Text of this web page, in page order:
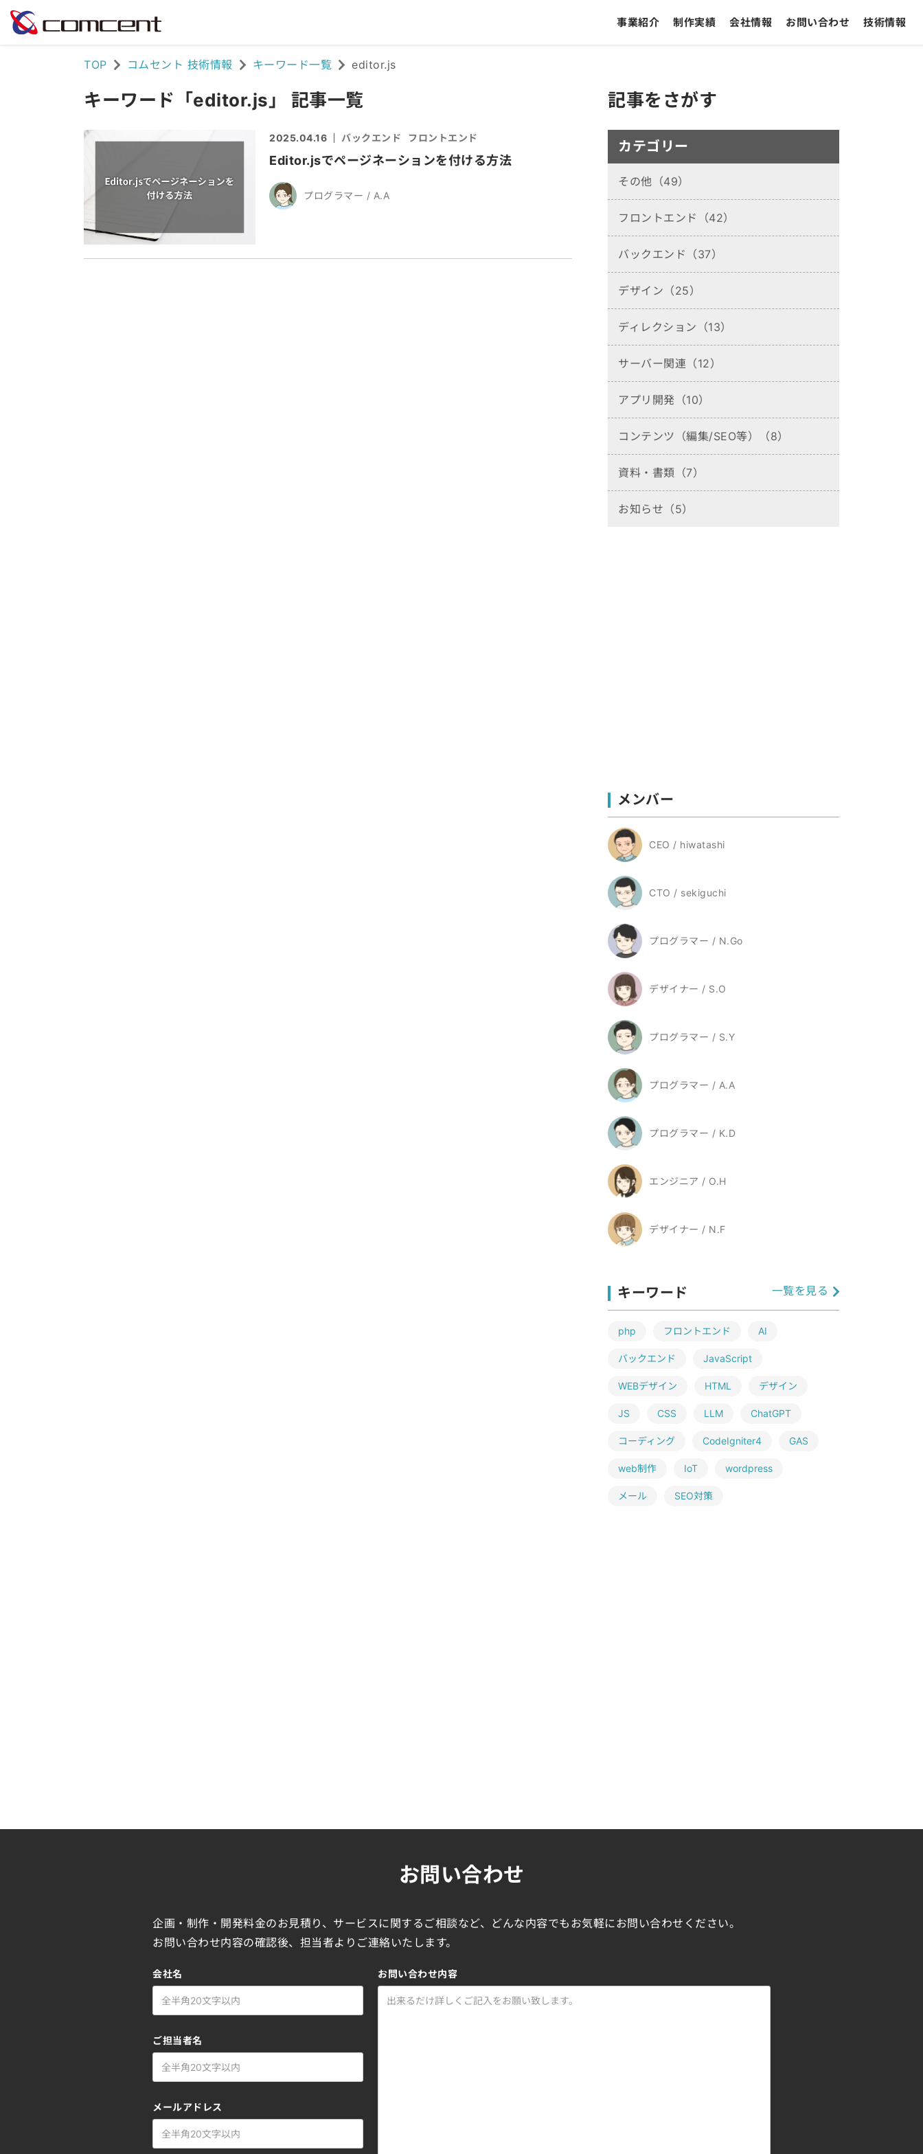
事業紹介 制作実績 会社情報 お問い合わせ 技術情報
TOP コムセント 技術情報 キーワード一覧 editor.js
キーワード「editor.js」 記事一覧
Editor.jsでページネーションを付ける方法
2025.04.16 バックエンド フロントエンド
プログラマー / A.A
記事をさがす
カテゴリー
その他（49）
フロントエンド（42）
バックエンド（37）
デザイン（25）
ディレクション（13）
サーバー関連（12）
アプリ開発（10）
コンテンツ（編集/SEO等）（8）
資料・書類（7）
お知らせ（5）
メンバー
CEO / hiwatashi
CTO / sekiguchi
プログラマー / N.Go
デザイナー / S.O
プログラマー / S.Y
プログラマー / A.A
プログラマー / K.D
エンジニア / O.H
デザイナー / N.F
キーワード
php フロントエンド AI
バックエンド JavaScript
WEBデザイン HTML デザイン
JS CSS LLM ChatGPT
コーディング CodeIgniter4 GAS
web制作 IoT wordpress
メール SEO対策
一覧を見る
お問い合わせ
企画・制作・開発料金のお見積り、サービスに関するご相談など、どんな内容でもお気軽にお問い合わせください。
お問い合わせ内容の確認後、担当者よりご連絡いたします。
会社名
ご担当者名
メールアドレス
お問い合わせ内容